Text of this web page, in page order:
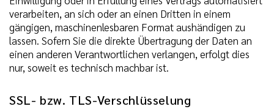
verarbeiten, an sich oder an einen Dritten in einem
gängigen, maschinenlesbaren Format aushändigen zu
lassen. Sofern Sie die direkte Übertragung der Daten an
einen anderen Verantwortlichen verlangen, erfolgt dies
nur, soweit es technisch machbar ist.
SSL- bzw. TLS-Verschlüsselung